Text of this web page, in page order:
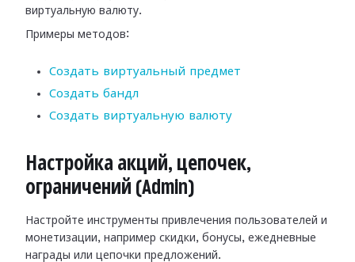
виртуальную валюту.
Примеры методов:
Создать виртуальный предмет
Создать бандл
Создать виртуальную валюту
Настройка акций, цепочек,
ограничений (Admin)
Настройте инструменты привлечения пользователей и
монетизации, например скидки, бонусы, ежедневные
награды или цепочки предложений.